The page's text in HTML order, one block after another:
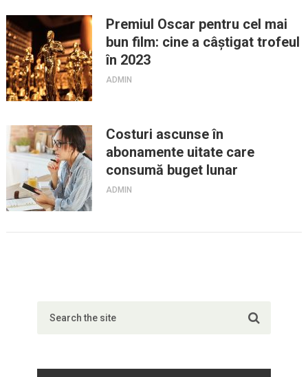
Premiul Oscar pentru cel mai
bun film: cine a câștigat trofeul
în 2023
ADMIN
Costuri ascunse în
abonamente uitate care
consumă buget lunar
ADMIN